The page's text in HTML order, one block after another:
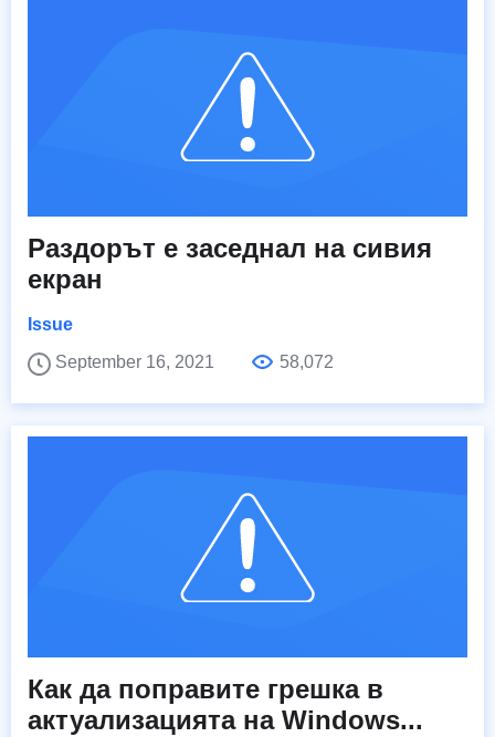
Раздорът е заседнал на сивия
екран
Issue
September 16, 2021
58,072
Как да поправите грешка в
актуализацията на Windows...